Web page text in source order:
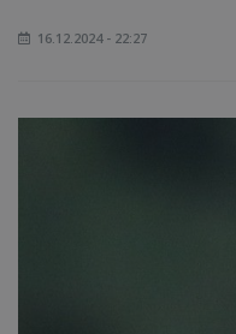
16.12.2024 - 22:27